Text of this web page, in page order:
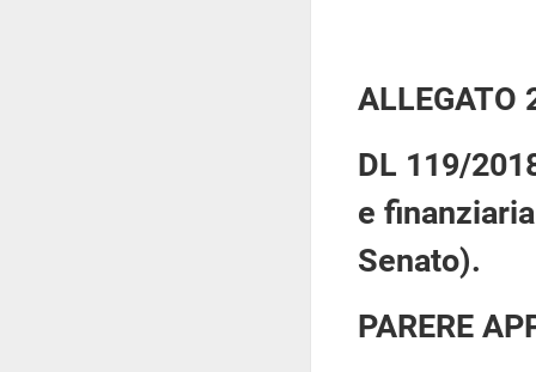
ALLEGATO
DL 119/
e
Senato).
PARERE